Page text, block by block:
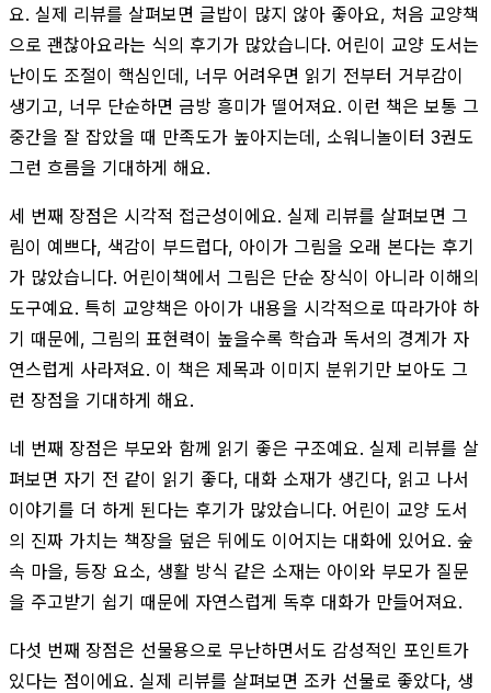
요. 실제 리뷰를 살펴보면 글밥이 많지 않아 좋아요, 처음 교양책
으로 괜찮아요라는 식의 후기가 많았습니다. 어린이 교양 도서는
난이도 조절이 핵심인데, 너무 어려우면 읽기 전부터 거부감이
생기고, 너무 단순하면 금방 흥미가 떨어져요. 이런 책은 보통 그
중간을 잘 잡았을 때 만족도가 높아지는데, 소워니놀이터 3권도
그런 흐름을 기대하게 해요.
세 번째 장점은 시각적 접근성이에요. 실제 리뷰를 살펴보면 그
림이 예쁘다, 색감이 부드럽다, 아이가 그림을 오래 본다는 후기
가 많았습니다. 어린이책에서 그림은 단순 장식이 아니라 이해의
도구예요. 특히 교양책은 아이가 내용을 시각적으로 따라가야 하
기 때문에, 그림의 표현력이 높을수록 학습과 독서의 경계가 자
연스럽게 사라져요. 이 책은 제목과 이미지 분위기만 보아도 그
런 장점을 기대하게 해요.
네 번째 장점은 부모와 함께 읽기 좋은 구조예요. 실제 리뷰를 살
펴보면 자기 전 같이 읽기 좋다, 대화 소재가 생긴다, 읽고 나서
이야기를 더 하게 된다는 후기가 많았습니다. 어린이 교양 도서
의 진짜 가치는 책장을 덮은 뒤에도 이어지는 대화에 있어요. 숲
속 마을, 등장 요소, 생활 방식 같은 소재는 아이와 부모가 질문
을 주고받기 쉽기 때문에 자연스럽게 독후 대화가 만들어져요.
다섯 번째 장점은 선물용으로 무난하면서도 감성적인 포인트가
있다는 점이에요. 실제 리뷰를 살펴보면 조카 선물로 좋았다, 생